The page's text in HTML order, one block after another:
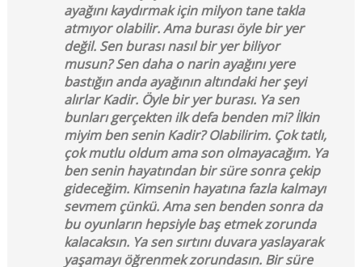
ayağını kaydırmak için milyon tane takla
atmıyor olabilir. Ama burası öyle bir yer
değil. Sen burası nasıl bir yer biliyor
musun? Sen daha o narin ayağını yere
bastığın anda ayağının altındaki her şeyi
alırlar Kadir. Öyle bir yer burası. Ya sen
bunları gerçekten ilk defa benden mi? İlkin
miyim ben senin Kadir? Olabilirim. Çok tatlı,
çok mutlu oldum ama son olmayacağım. Ya
ben senin hayatından bir süre sonra çekip
gideceğim. Kimsenin hayatına fazla kalmayı
sevmem çünkü. Ama sen benden sonra da
bu oyunların hepsiyle baş etmek zorunda
kalacaksın. Ya sen sırtını duvara yaslayarak
yaşamayı öğrenmek zorundasın. Bir süre